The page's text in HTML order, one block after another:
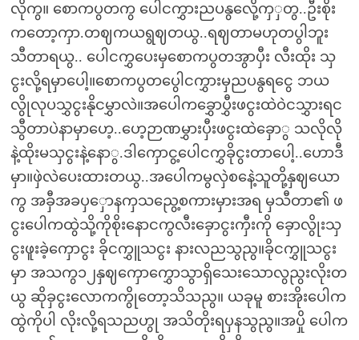
လိုကွ။ စောကပွတကွ ပေါငကွှားညပနွလေို့ကှှတွ..ဦးစိုး
ကတော့ကှာ.တဈကယရွဈတယွ..ရဈတာမဟုတပွါဘူး
သီတာရယွ.. ပေါငကွှပေးမှစောကပွတအွာပှီး လီးထိုး သှ
ငွးလို့ရမှာပေါ့။စောကပွတပွေါငကွှားမှညပနွရငွေ ဘယ
လွိုလုပသွှငွးနိုငမွှာလဲ။အပေါကခွှောပွှီးဖငွးထဲဝဲငသွှားရင
သွီတာပဲနာမှာဟေ့..ဟေ့ဉာဏမွှားပှီးဖငွးထဲခှောွ သလိုလို
နဲ့ထိုးမသှငွးနဲ့နောွ.ဒါကှောငွ့ပေါငကွှခိုငွးတာပေါ့..ဟောဒီ
မှာ။ဖှဲလဲပေးထားတယွ..အပေါကမွလှဲစနေဲ့သူတို့နှဈယော
ကွ အခှီအခပှှောနကှသညွေ့စကားမှားအရ မှသီတာ၏ ဖ
ငွးပေါကထွဲသို့ကိုစိုးနောငကွလီးခှောငွးကှီးကို ခှောလွိုးသှ
ငွးဖူးခဲ့ကှောငွး ခိုငကွှူသငွး နားလညသွညွ။ခိုငကွှူသငွး
မှာ အသကွ၁၂နှဈကှောကွှောသွာရှိသေးသောလွညွးလိုးတ
ယွ ဆိုခှငွးလောကကွိုတော့သိသညွ။ ယခုမူ စားအိုးပေါက
ထွဲကိုပါ လိုးလို့ရသညဟွု အသိတိုးရပှနသွညွ။အပှို ပေါက